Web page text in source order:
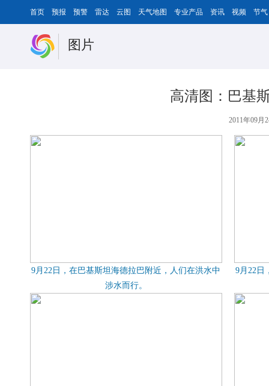
首页 预报 预警 雷达 云图 天气地图 专业产品 资讯 视频 节气
图片
高清图：巴基
2011年09月
9月22日，在巴基斯坦海德拉巴附近，人们在洪水中
涉水而行。
9月22日